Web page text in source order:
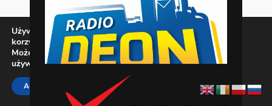
Używamy ciasteczek, aby zapewnić najlepszą jakość
korzystania z naszej witryny.
Możesz dowiedzieć się więcej o tym, jakich ciasteczek
używamy, lub wyłączyć je wustawieniach.
ACCEPT Zamknij panel